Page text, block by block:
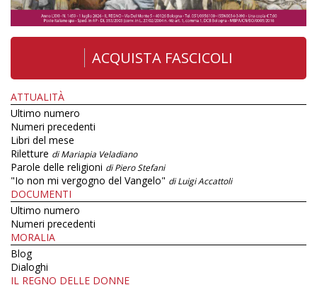
ACQUISTA FASCICOLI
ATTUALITÀ
Ultimo numero
Numeri precedenti
Libri del mese
Riletture di Mariapia Veladiano
Parole delle religioni di Piero Stefani
"Io non mi vergogno del Vangelo" di Luigi Accattoli
DOCUMENTI
Ultimo numero
Numeri precedenti
MORALIA
Blog
Dialoghi
IL REGNO DELLE DONNE